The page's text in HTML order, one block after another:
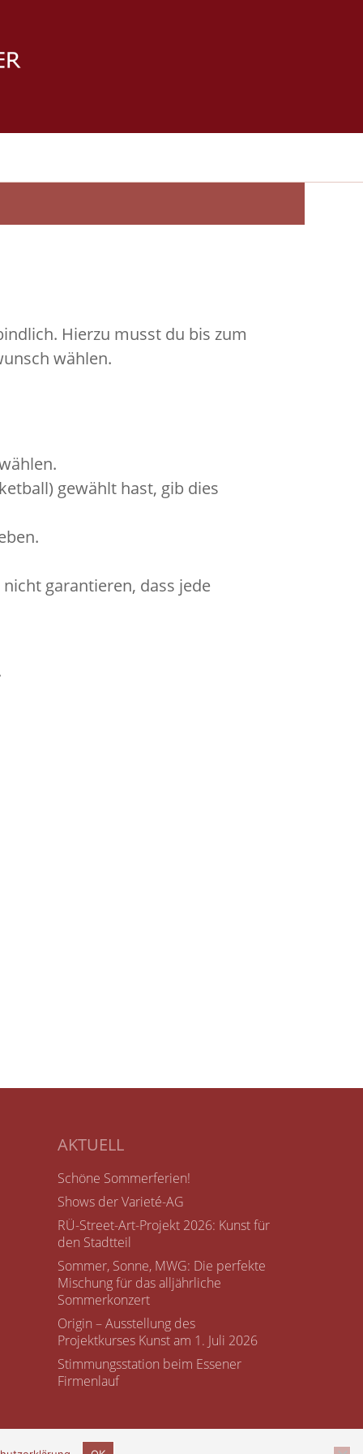
Hierzu musst du bis zum
wählen.
gewählt hast, gib dies
garantieren, dass jede
AKTUELL
Schöne Sommerferien!
Shows der Varieté-AG
RÜ-Street-Art-Projekt 2026: Kunst für
den Stadtteil
Sommer, Sonne, MWG: Die perfekte
Mischung für das alljährliche
Sommerkonzert
Origin – Ausstellung des
Projektkurses Kunst am 1. Juli 2026
Stimmungsstation beim Essener
Firmenlauf